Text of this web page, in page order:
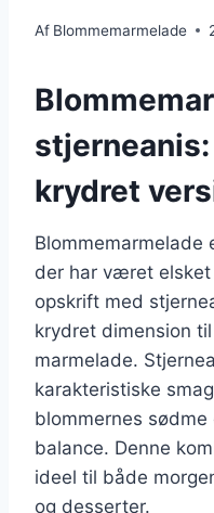
Af Blommemarmelade
krydret
Blommemarmelade
der har været elsket
opskrift med
krydret dimension
marmelade.
karakteristiske
blommernes
balance. Denne
ideel til både
og desserter.